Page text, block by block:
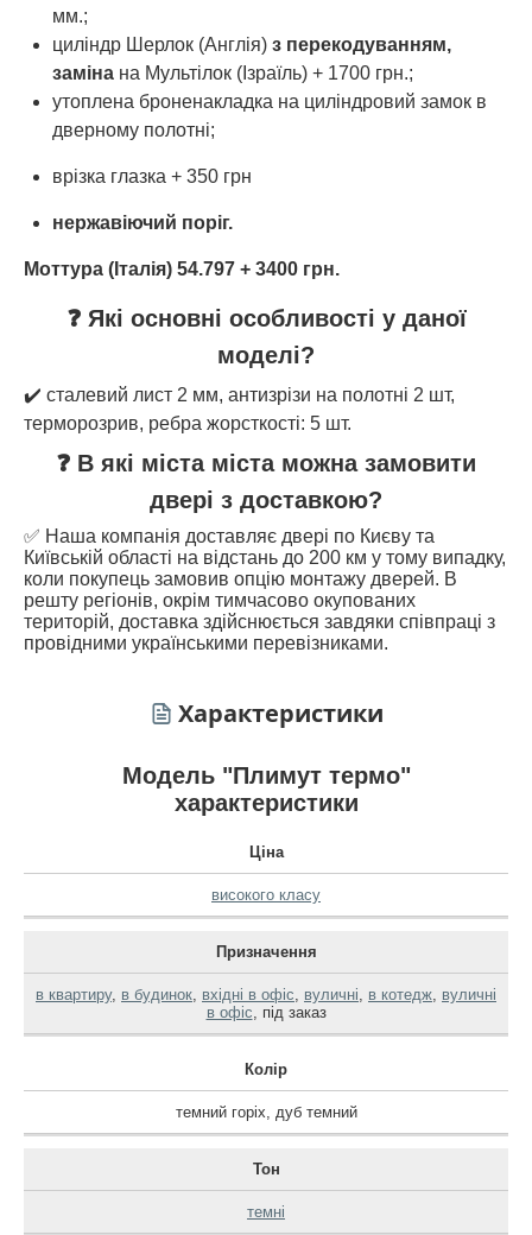
мм.;
циліндр Шерлок (Англія) з перекодуванням,
заміна на Мультілок (Ізраїль) + 1700 грн.;
утоплена броненакладка на циліндровий замок в
дверному полотні;
врізка глазка + 350 грн
нержавіючий поріг.
Моттура (Італія) 54.797 + 3400 грн.
❓ Які основні особливості у даної
моделі?
✔️ сталевий лист 2 мм, антизрізи на полотні 2 шт,
терморозрив, ребра жорсткості: 5 шт.
❓ В які міста міста можна замовити
двері з доставкою?
✅ Наша компанія доставляє двері по Києву та
Київській області на відстань до 200 км у тому випадку,
коли покупець замовив опцію монтажу дверей. В
решту регіонів, окрім тимчасово окупованих
територій, доставка здійснюється завдяки співпраці з
провідними українськими перевізниками.
Характеристики
Модель "Плимут термо"
характеристики
Ціна
високого класу
Призначення
в квартиру, в будинок вхідні в офіс вуличні в котедж вуличні
в офіс
під заказ
Колір
темний горіх дуб темний
Тон
темні